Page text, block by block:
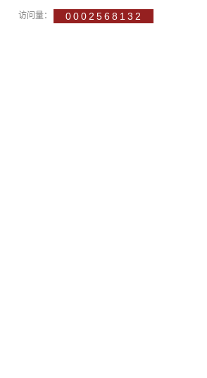
访问量： 0002568132